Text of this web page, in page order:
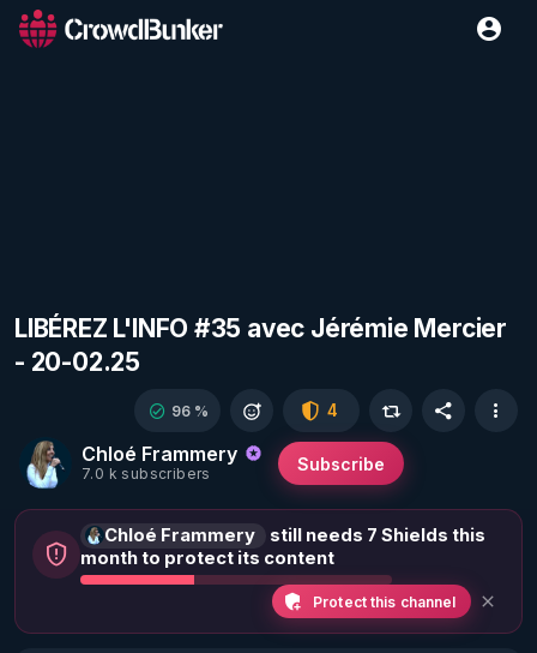
LIBÉREZ L'INFO #35 avec Jérémie Mercier
- 20-02.25
Chloé Frammery
7.0 k subscribers
Subscribe
96 % 4
Chloé Frammery
still needs 7 Shields this
month to protect its content
Protect this channel